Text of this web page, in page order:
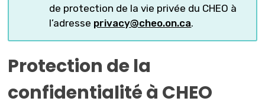
de protection de la vie privée du CHEO à
l’adresse privacy@cheo.on.ca.
Protection de la
confidentialité à CHEO